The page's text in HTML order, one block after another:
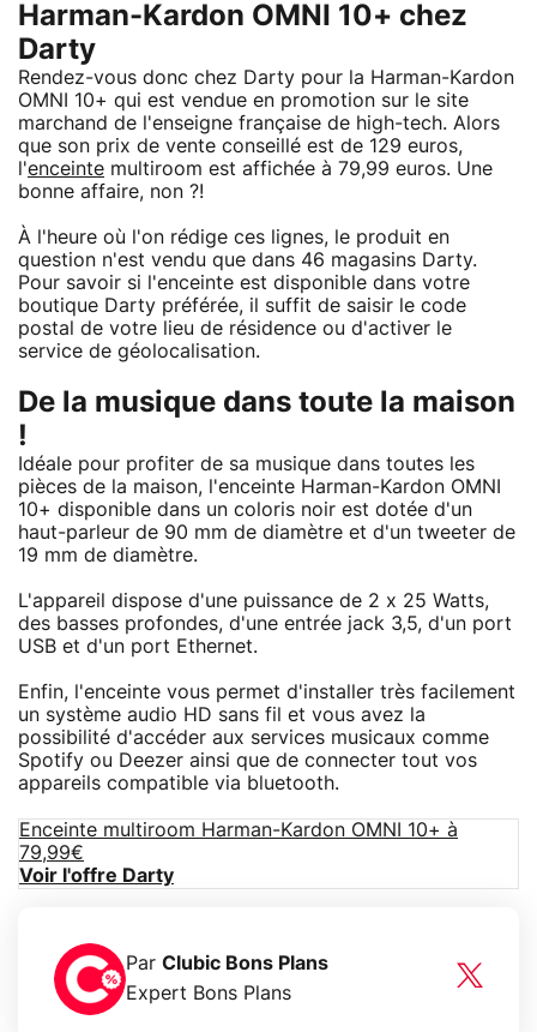
Harman-Kardon OMNI 10+ chez
Darty
Rendez-vous donc chez Darty pour la Harman-Kardon
OMNI 10+ qui est vendue en promotion sur le site
marchand de l'enseigne française de high-tech. Alors
que son prix de vente conseillé est de 129 euros,
l'enceinte multiroom est affichée à 79,99 euros. Une
bonne affaire, non ?!
À l'heure où l'on rédige ces lignes, le produit en
question n'est vendu que dans 46 magasins Darty.
Pour savoir si l'enceinte est disponible dans votre
boutique Darty préférée, il suffit de saisir le code
postal de votre lieu de résidence ou d'activer le
service de géolocalisation.
De la musique dans toute la maison
!
Idéale pour profiter de sa musique dans toutes les
pièces de la maison, l'enceinte Harman-Kardon OMNI
10+ disponible dans un coloris noir est dotée d'un
haut-parleur de 90 mm de diamètre et d'un tweeter de
19 mm de diamètre.
L'appareil dispose d'une puissance de 2 x 25 Watts,
des basses profondes, d'une entrée jack 3,5, d'un port
USB et d'un port Ethernet.
Enfin, l'enceinte vous permet d'installer très facilement
un système audio HD sans fil et vous avez la
possibilité d'accéder aux services musicaux comme
Spotify ou Deezer ainsi que de connecter tout vos
appareils compatible via bluetooth.
Enceinte multiroom Harman-Kardon OMNI 10+ à
79,99€
Voir l'offre Darty
Par Clubic Bons Plans
Expert Bons Plans